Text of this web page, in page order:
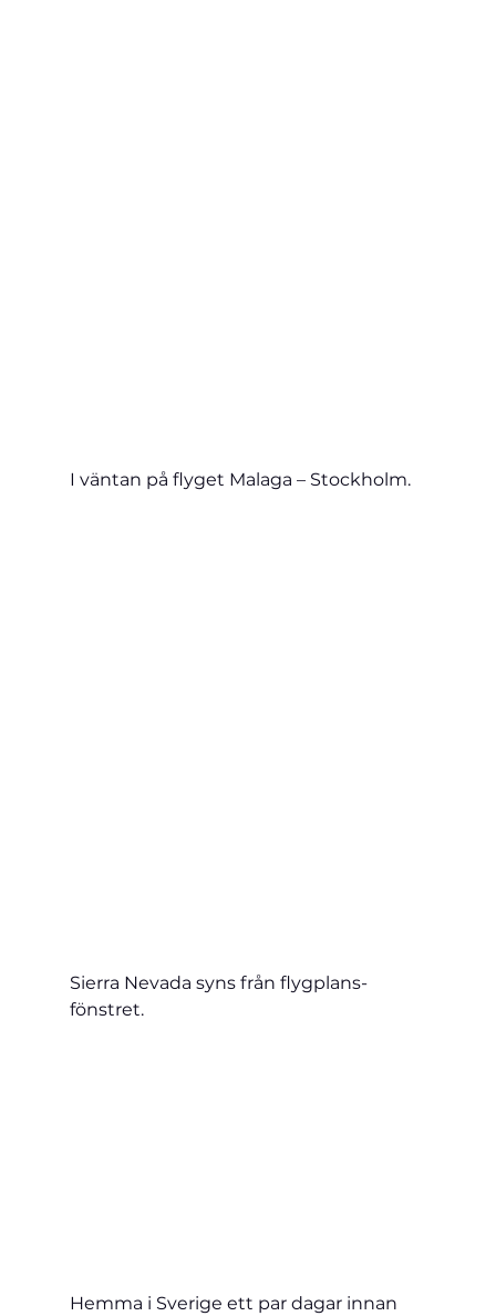
I väntan på flyget Malaga – Stockholm.
Sierra Nevada syns från flygplans-
fönstret.
Hemma i Sverige ett par dagar innan